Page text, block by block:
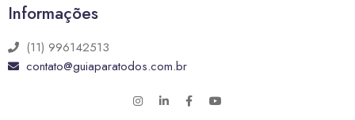
Informações
(11) 996142513
contato@guiaparatodos.com.br